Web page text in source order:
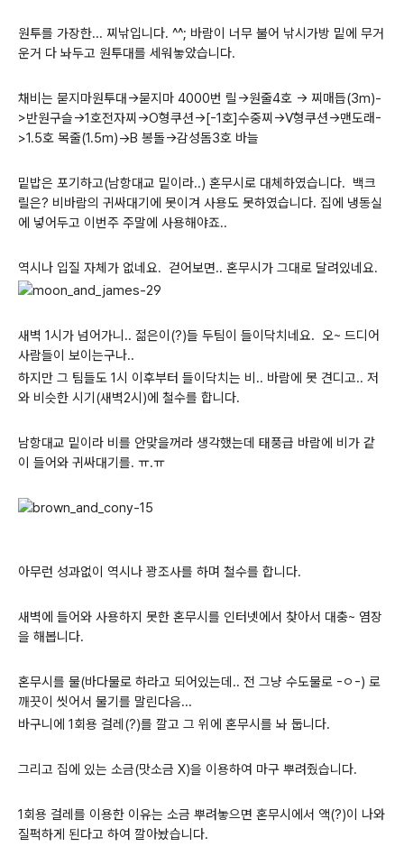
원투를 가장한... 찌낚입니다. ^^; 바람이 너무 불어 낚시가방 밑에 무거
운거 다 놔두고 원투대를 세워놓았습니다.
채비는 묻지마원투대->묻지마 4000번 릴->원줄4호 -> 찌매듭(3m)-
>반원구슬->1호전자찌->O형쿠션->[-1호]수중찌->V형쿠션->맨도래-
>1.5호 목줄(1.5m)->B 봉돌->감성돔3호 바늘
밑밥은 포기하고(남항대교 밑이라..) 혼무시로 대체하였습니다. 백크
릴은? 비바람의 귀싸대기에 못이겨 사용도 못하였습니다. 집에 냉동실
에 넣어두고 이번주 주말에 사용해야죠..
역시나 입질 자체가 없네요. 걷어보면.. 혼무시가 그대로 달려있네요.
새벽 1시가 넘어가니.. 젊은이(?)들 두팀이 들이닥치네요. 오~ 드디어
사람들이 보이는구나..
하지만 그 팀들도 1시 이후부터 들이닥치는 비.. 바람에 못 견디고.. 저
와 비슷한 시기(새벽2시)에 철수를 합니다.
남항대교 밑이라 비를 안맞을꺼라 생각했는데 태풍급 바람에 비가 같
이 들어와 귀싸대기를. ㅠ.ㅠ
아무런 성과없이 역시나 꽝조사를 하며 철수를 합니다.
새벽에 들어와 사용하지 못한 혼무시를 인터넷에서 찾아서 대충~ 염장
을 해봅니다.
혼무시를 물(바다물로 하라고 되어있는데.. 전 그냥 수도물로 -ㅇ-) 로
깨끗이 씻어서 물기를 말린다음...
바구니에 1회용 걸레(?)를 깔고 그 위에 혼무시를 놔 둡니다.
그리고 집에 있는 소금(맛소금 X)을 이용하여 마구 뿌려줬습니다.
1회용 걸레를 이용한 이유는 소금 뿌려놓으면 혼무시에서 액(?)이 나와
질퍽하게 된다고 하여 깔아놨습니다.